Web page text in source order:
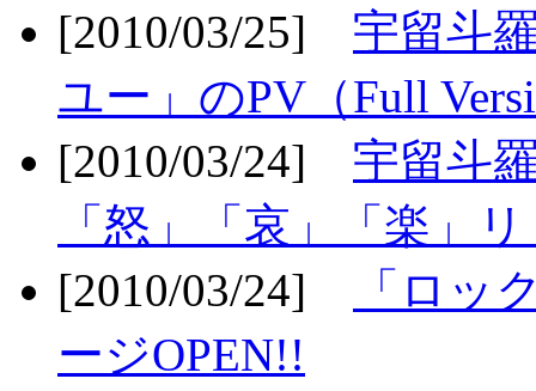
[2010/03/25] 宇留斗
ユー」のPV（Full
[2010/03/24] 宇留斗
「怒」「哀」「楽」
[2010/03/24]
「ロッ
ージOPEN!!